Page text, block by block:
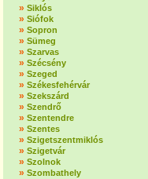
» Siklós
» Siófok
» Sopron
» Sümeg
» Szarvas
» Szécsény
» Szeged
» Székesfehérvár
» Szekszárd
» Szendrő
» Szentendre
» Szentes
» Szigetszentmiklós
» Szigetvár
» Szolnok
» Szombathely